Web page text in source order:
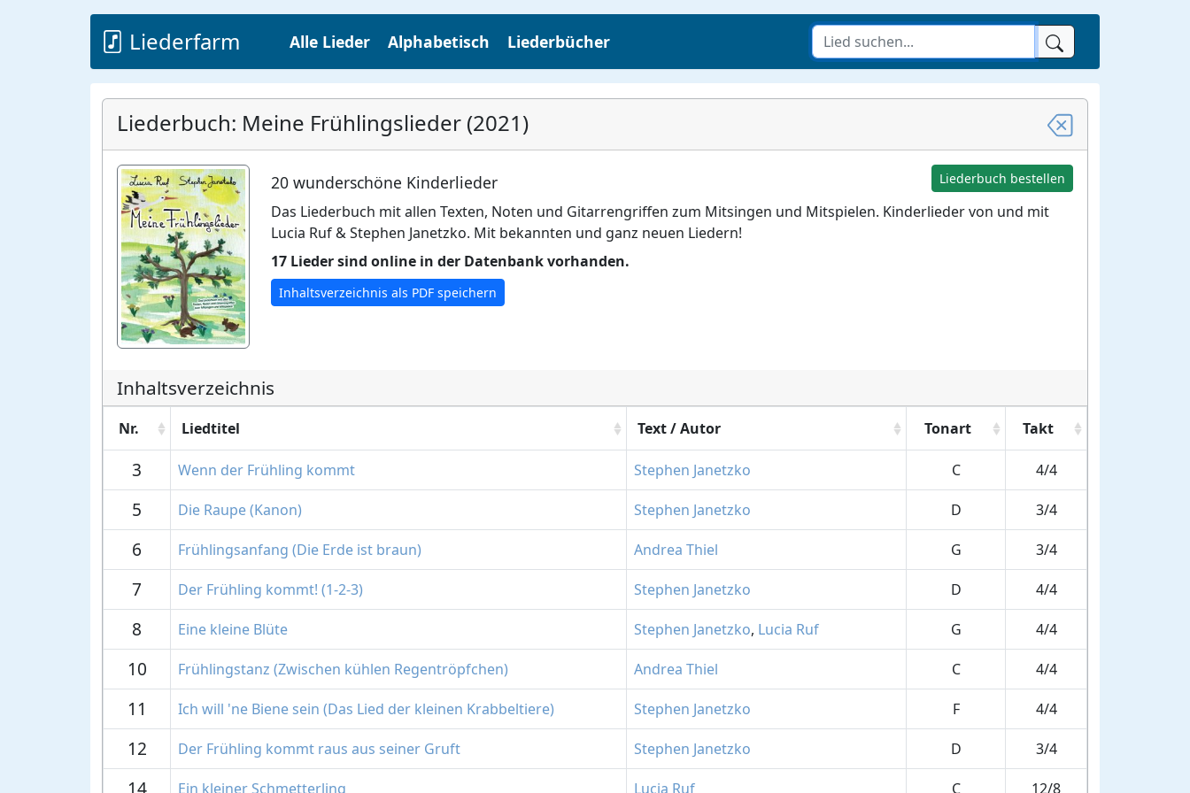
Liederfarm Alle Lieder Alphabetisch Liederbücher
Liederbuch: Meine Frühlingslieder (2021)
Liederbuch bestellen
20 wunderschöne Kinderlieder
Das Liederbuch mit allen Texten, Noten und Gitarrengriffen zum Mitsingen und Mitspielen. Kinderlieder von und mit
Lucia Ruf & Stephen Janetzko. Mit bekannten und ganz neuen Liedern!
17 Lieder sind online in der Datenbank vorhanden.
Inhaltsverzeichnis als PDF speichern
Inhaltsverzeichnis
Nr. Liedtitel Text / Autor Tonart Takt
3 Wenn der Frühling kommt Stephen Janetzko C 4/4
5 Die Raupe (Kanon) Stephen Janetzko D 3/4
6 Frühlingsanfang (Die Erde ist braun) Andrea Thiel G 3/4
7 Der Frühling kommt! (1-2-3) Stephen Janetzko D 4/4
8 Eine kleine Blüte Stephen Janetzko, Lucia Ruf G 4/4
10 Frühlingstanz (Zwischen kühlen Regentröpfchen) Andrea Thiel C 4/4
11 Ich will 'ne Biene sein (Das Lied der kleinen Krabbeltiere) Stephen Janetzko F 4/4
12 Der Frühling kommt raus aus seiner Gruft Stephen Janetzko D 3/4
Ein kleiner Schmetterling Lucia Ruf C 12/8